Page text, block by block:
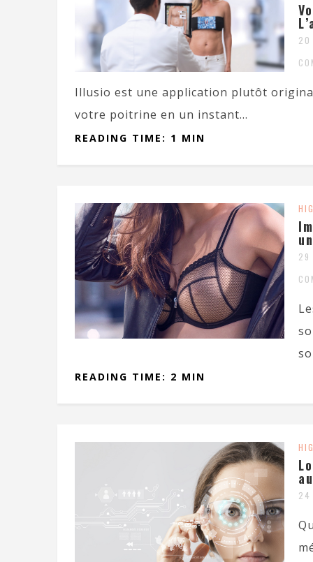
20
Illusio est une application plutôt
votre poitrine en un instant...
READING TIME: 1 MIN
29
READING TIME: 2 MIN
24